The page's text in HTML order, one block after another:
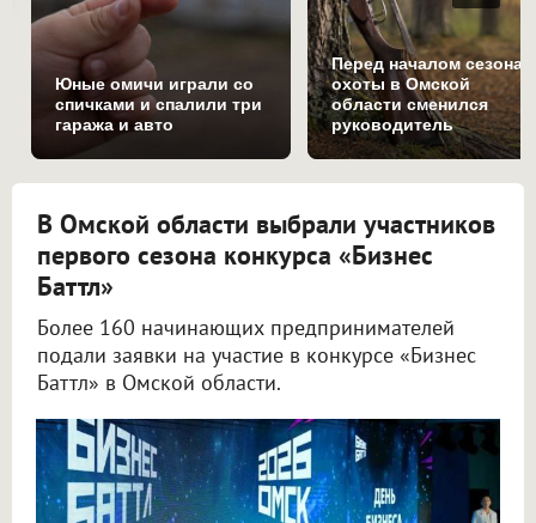
Юные омичи играли со
спичками и спалили три
гаража и авто
Перед началом сезона
охоты в Омской
области сменился
руководитель
управления по охране
животного мира
В Омской области выбрали участников
первого сезона конкурса «Бизнес
Баттл»
Более 160 начинающих предпринимателей
подали заявки на участие в конкурсе «Бизнес
Баттл» в Омской области.